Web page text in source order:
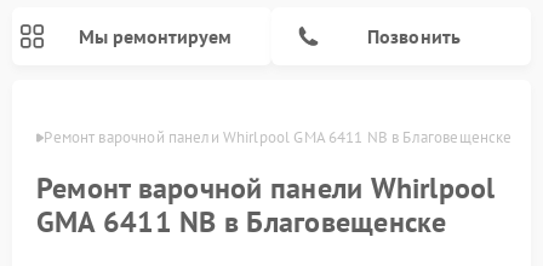
Мы ремонтируем Позвонить
Ремонт варочной панели Whirlpool GMA 6411 NB в Благовещенске
Ремонт варочной панели Whirlpool
GMA 6411 NB в Благовещенске